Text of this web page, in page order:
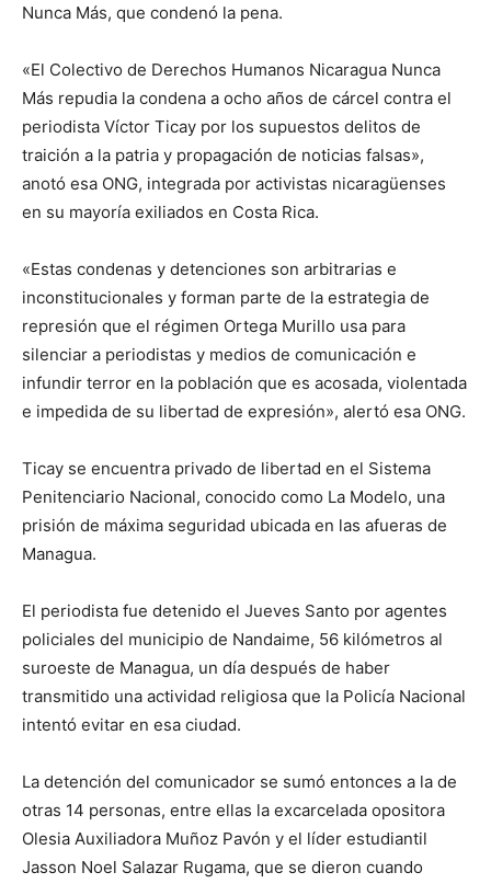
Nunca Más, que condenó la pena.
«El Colectivo de Derechos Humanos Nicaragua Nunca
Más repudia la condena a ocho años de cárcel contra el
periodista Víctor Ticay por los supuestos delitos de
traición a la patria y propagación de noticias falsas»,
anotó esa ONG, integrada por activistas nicaragüenses
en su mayoría exiliados en Costa Rica.
«Estas condenas y detenciones son arbitrarias e
inconstitucionales y forman parte de la estrategia de
represión que el régimen Ortega Murillo usa para
silenciar a periodistas y medios de comunicación e
infundir terror en la población que es acosada, violentada
e impedida de su libertad de expresión», alertó esa ONG.
Ticay se encuentra privado de libertad en el Sistema
Penitenciario Nacional, conocido como La Modelo, una
prisión de máxima seguridad ubicada en las afueras de
Managua.
El periodista fue detenido el Jueves Santo por agentes
policiales del municipio de Nandaime, 56 kilómetros al
suroeste de Managua, un día después de haber
transmitido una actividad religiosa que la Policía Nacional
intentó evitar en esa ciudad.
La detención del comunicador se sumó entonces a la de
otras 14 personas, entre ellas la excarcelada opositora
Olesia Auxiliadora Muñoz Pavón y el líder estudiantil
Jasson Noel Salazar Rugama, que se dieron cuando